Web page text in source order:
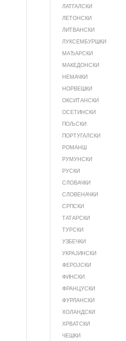
ЛАТГАЛСКИ
ЛЕТОНСКИ
ЛИТВАНСКИ
ЛУКСЕМБУРШКИ
МАЂАРСКИ
МАКЕДОНСКИ
НЕМАЧКИ
НОРВЕШКИ
ОКСИТАНСКИ
ОСЕТИНСКИ
ПОЉСКИ
ПОРТУГАЛСКИ
РОМАНШ
РУМУНСКИ
РУСКИ
СЛОВАЧКИ
СЛОВЕНАЧКИ
СРПСКИ
ТАТАРСКИ
ТУРСКИ
УЗБЕЧКИ
УКРАЈИНСКИ
ФЕРОЈСКИ
ФИНСКИ
ФРАНЦУСКИ
ФУРЛАНСКИ
ХОЛАНДСКИ
ХРВАТСКИ
ЧЕШКИ